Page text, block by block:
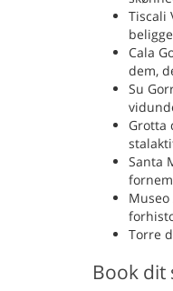
Tiscali
Cala
dem,
Su
Grotta
Santa
Torre
Book dit